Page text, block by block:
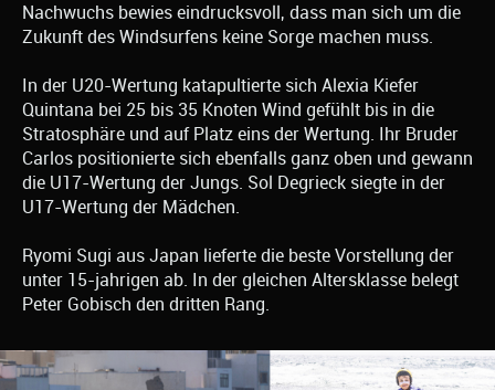
Nachwuchs bewies eindrucksvoll, dass man sich um die
Zukunft des Windsurfens keine Sorge machen muss.
In der U20-Wertung katapultierte sich Alexia Kiefer
Quintana bei 25 bis 35 Knoten Wind gefühlt bis in die
Stratosphäre und auf Platz eins der Wertung. Ihr Bruder
Carlos positionierte sich ebenfalls ganz oben und gewann
die U17-Wertung der Jungs. Sol Degrieck siegte in der
U17-Wertung der Mädchen.
Ryomi Sugi aus Japan lieferte die beste Vorstellung der
unter 15-jahrigen ab. In der gleichen Altersklasse belegt
Peter Gobisch den dritten Rang.